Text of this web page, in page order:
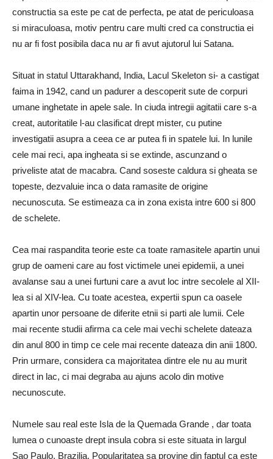
constructia sa este pe cat de perfecta, pe atat de periculoasa
si miraculoasa, motiv pentru care multi cred ca constructia ei
nu ar fi fost posibila daca nu ar fi avut ajutorul lui Satana.
Situat in statul Uttarakhand, India, Lacul Skeleton si- a castigat
faima in 1942, cand un padurer a descoperit sute de corpuri
umane inghetate in apele sale. In ciuda intregii agitatii care s-a
creat, autoritatile l-au clasificat drept mister, cu putine
investigatii asupra a ceea ce ar putea fi in spatele lui. In lunile
cele mai reci, apa ingheata si se extinde, ascunzand o
priveliste atat de macabra. Cand soseste caldura si gheata se
topeste, dezvaluie inca o data ramasite de origine
necunoscuta. Se estimeaza ca in zona exista intre 600 si 800
de schelete.
Cea mai raspandita teorie este ca toate ramasitele apartin unui
grup de oameni care au fost victimele unei epidemii, a unei
avalanse sau a unei furtuni care a avut loc intre secolele al XII-
lea si al XIV-lea. Cu toate acestea, expertii spun ca oasele
apartin unor persoane de diferite etnii si parti ale lumii. Cele
mai recente studii afirma ca cele mai vechi schelete dateaza
din anul 800 in timp ce cele mai recente dateaza din anii 1800.
Prin urmare, considera ca majoritatea dintre ele nu au murit
direct in lac, ci mai degraba au ajuns acolo din motive
necunoscute.
Numele sau real este Isla de la Quemada Grande , dar toata
lumea o cunoaste drept insula cobra si este situata in largul
Sao Paulo, Brazilia. Popularitatea sa provine din faptul ca este